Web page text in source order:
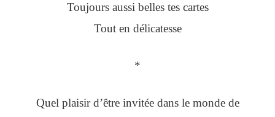
Toujours aussi belles tes cartes
Tout en délicatesse
*
Quel plaisir d’être invitée dans le monde de